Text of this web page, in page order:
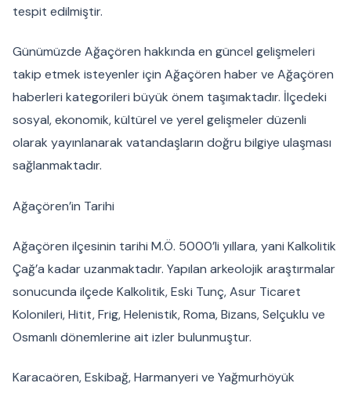
tespit edilmiştir.
Günümüzde Ağaçören hakkında en güncel gelişmeleri
takip etmek isteyenler için Ağaçören haber ve Ağaçören
haberleri kategorileri büyük önem taşımaktadır. İlçedeki
sosyal, ekonomik, kültürel ve yerel gelişmeler düzenli
olarak yayınlanarak vatandaşların doğru bilgiye ulaşması
sağlanmaktadır.
Ağaçören’in Tarihi
Ağaçören ilçesinin tarihi M.Ö. 5000’li yıllara, yani Kalkolitik
Çağ’a kadar uzanmaktadır. Yapılan arkeolojik araştırmalar
sonucunda ilçede Kalkolitik, Eski Tunç, Asur Ticaret
Kolonileri, Hitit, Frig, Helenistik, Roma, Bizans, Selçuklu ve
Osmanlı dönemlerine ait izler bulunmuştur.
Karacaören, Eskibağ, Harmanyeri ve Yağmurhöyük